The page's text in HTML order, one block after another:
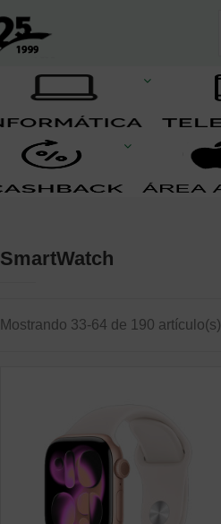
SmartWatch
Mostrando 33-64 de 190 artículo(s)